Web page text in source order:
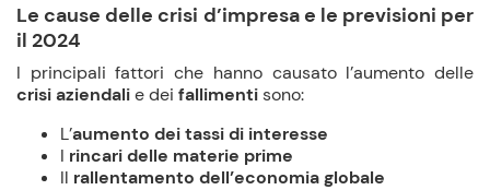
Le cause delle crisi d’impresa e le previsioni per
il 2024
I principali fattori che hanno causato l’aumento delle
crisi aziendalie dei fallimentisono:
L’aumento dei tassi di interesse
I rincari delle materie prime
Il rallentamento dell’economia globale